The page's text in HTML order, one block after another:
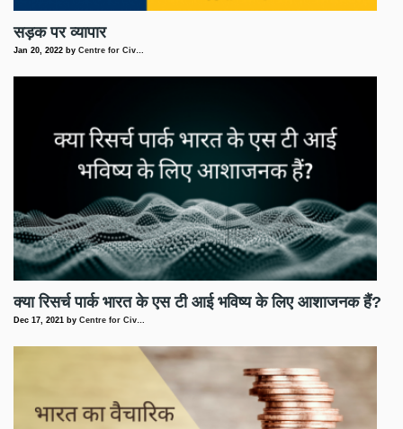
सड़क पर व्यापार
Jan 20, 2022 by Centre for Civ…
क्या रिसर्च पार्क भारत के एस टी आई भविष्य के लिए आशाजनक हैं?
Dec 17, 2021 by Centre for Civ…